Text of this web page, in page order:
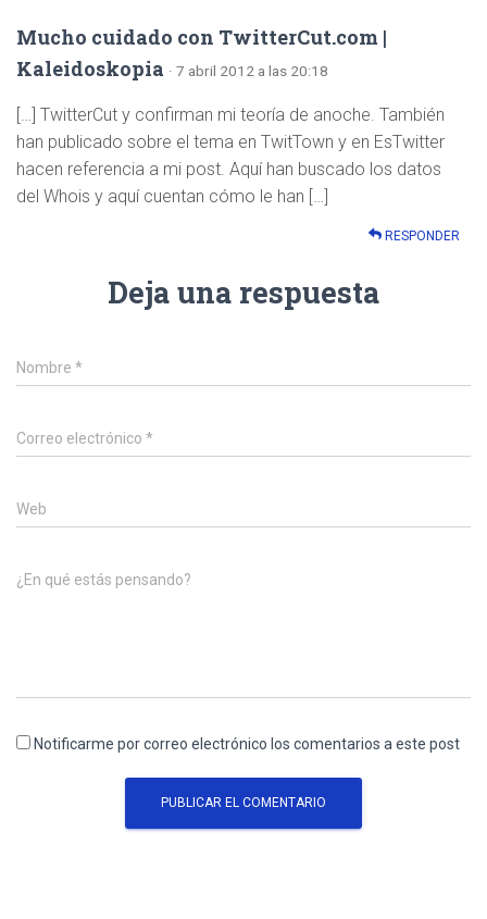
Mucho cuidado con TwitterCut.com |
Kaleidoskopia · 7 abril 2012 a las 20:18
[…] TwitterCut y confirman mi teoría de anoche. También
han publicado sobre el tema en TwitTown y en EsTwitter
hacen referencia a mi post. Aquí han buscado los datos
del Whois y aquí cuentan cómo le han […]
RESPONDER
Deja una respuesta
Nombre *
Correo electrónico *
Web
¿En qué estás pensando?
Notificarme por correo electrónico los comentarios a este post